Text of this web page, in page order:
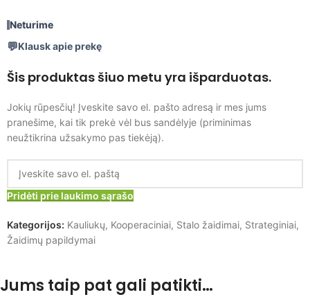
Neturime
Klausk apie prekę
Šis produktas šiuo metu yra išparduotas.
Jokių rūpesčių! Įveskite savo el. pašto adresą ir mes jums
pranešime, kai tik prekė vėl bus sandėlyje (priminimas
neužtikrina užsakymo pas tiekėją).
Pridėti prie laukimo sąrašo
Kategorijos: Kauliukų, Kooperaciniai, Stalo žaidimai, Strateginiai,
Žaidimų papildymai
Jums taip pat gali patikti…